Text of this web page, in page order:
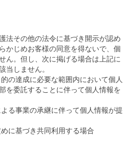
法その他の法令に基づき開示が認め
かじめお客様の同意を得ないで、個
ん。但し、次に掲げる場合は上記に
当しません。
の達成に必要な範囲内において個人
を委託することに伴って個人情報を
る事業の承継に伴って個人情報が提
に基づき共同利用する場合